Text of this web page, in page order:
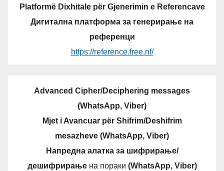
Platformë Dixhitale për Gjenerimin e Referencave
Дигитална платформа за генерирање на
референци
https://reference.free.nf/
Advanced Cipher/Deciphering messages
(WhatsApp, Viber)
Mjet i Avancuar për Shifrim/Deshifrim
mesazheve (WhatsApp, Viber)
Напредна алатка за шифрирање/
дешифрирањена пораки (WhatsApp, Viber)